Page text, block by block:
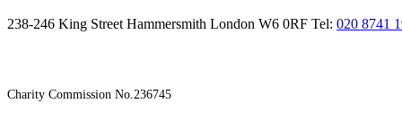
238-246 King Street Hammersmith London W6 0RF Tel: 020 8741
Charity Commission No.236745